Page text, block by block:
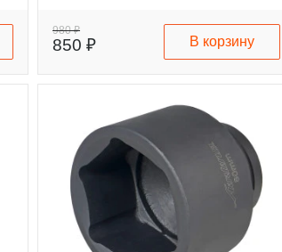
980 ₽
850 ₽ В корзину